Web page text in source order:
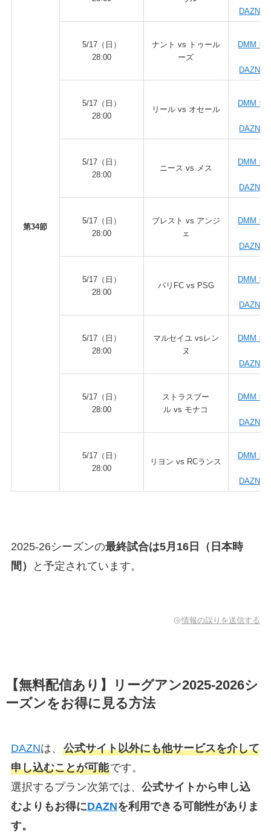
第34節
DAZN
5/17（日）
28:00
ナント vs トゥール
ーズ
DMM ×
DAZN
5/17（日）
28:00
リール vs オセール
DMM ×
DAZN
5/17（日）
28:00
ニース vs メス
DMM ×
DAZN
5/17（日）
28:00
ブレスト vs アンジ
ェ
DMM ×
DAZN
5/17（日）
28:00
パリFC vs PSG
DMM ×
DAZN
5/17（日）
28:00
マルセイユ vsレン
ヌ
DMM ×
DAZN
5/17（日）
28:00
ストラスブー
ル vs モナコ
DMM ×
DAZN
5/17（日）
28:00
リヨン vs RCランス
DMM ×
DAZN
2025-26シーズンの最終試合は5月16日（日本時
間）
と予定されています。
情報の誤りを送信する
【無料配信あり】リーグアン2025-2026シ
ーズンをお得に見る方法
DAZNは、 公式サイト以外にも他サービスを介して
申し込むことが可能です。
選択するプラン次第では、 公式サイトから申し込
むよりもお得にDAZNを利用できる可能性がありま
す。